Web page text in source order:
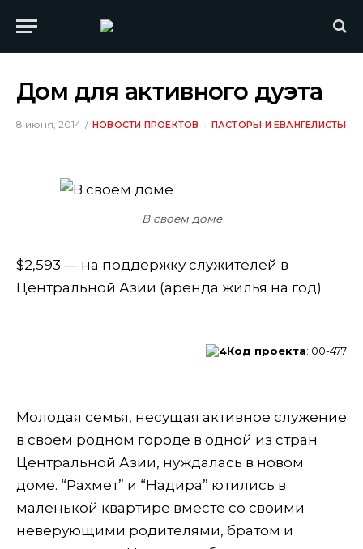
Дом для активного дуэта
8 июня, 2014 НОВОСТИ ПРОЕКТОВ ПАСТОРЫ И ЕВАНГЕЛИСТЫ
В своем доме
$2,593 — на поддержку служителей в
Центральной Азии (аренда жилья на год)
Код проекта: 00-477
Молодая семья, несущая активное служение
в своем родном городе в одной из стран
Центральной Азии, нуждалась в новом
доме. “Рахмет” и “Надира” ютились в
маленькой квартире вместе со своими
неверующими родителями, братом и